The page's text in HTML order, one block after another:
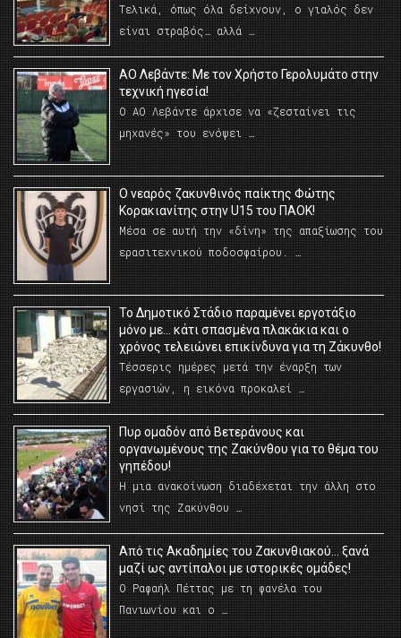
Τελικά, όπως όλα δείχνουν, ο γιαλός δεν
είναι στραβός… αλλά …
ΑΟ Λεβάντε: Με τον Χρήστο Γερολυμάτο στην
τεχνική ηγεσία!
Ο ΑΟ Λεβάντε άρχισε να «ζεσταίνει τις
μηχανές» του ενόψει …
O νεαρός ζακυνθινός παίκτης Φώτης
Κορακιανίτης στην U15 του ΠΑΟΚ!
Μέσα σε αυτή την «δίνη» της απαξίωσης του
ερασιτεχνικού ποδοσφαίρου. …
Το Δημοτικό Στάδιο παραμένει εργοτάξιο
μόνο με… κάτι σπασμένα πλακάκια και ο
χρόνος τελειώνει επικίνδυνα για τη Ζάκυνθο!
Τέσσερις ημέρες μετά την έναρξη των
εργασιών, η εικόνα προκαλεί …
Πυρ ομαδόν από Βετεράνους και
οργανωμένους της Ζακύνθου για το θέμα του
γηπέδου!
Η μια ανακοίνωση διαδέχεται την άλλη στο
νησί της Ζακύνθου …
Από τις Ακαδημίες του Ζακυνθιακού… ξανά
μαζί ως αντίπαλοι με ιστορικές ομάδες!
Ο Ραφαήλ Πέττας με τη φανέλα του
Πανιωνίου και ο …